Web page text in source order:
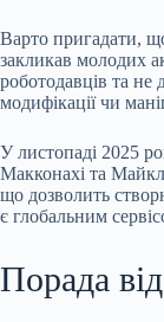
Варто пригадати,
закликав молодих
роботодавців та не
модифікації чи
У листопаді 2025
Макконахі та
що дозволить
є глобальним
Порада